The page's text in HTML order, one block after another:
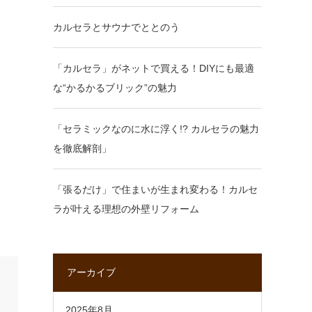
カルセラとサウナでととのう
「カルセラ」がネットで買える！DIYにも最適
な“かるかるブリック”の魅力
「セラミックなのに水に浮く!? カルセラの魅力
を徹底解剖」
「張るだけ」で住まいが生まれ変わる！カルセ
ラが叶える理想の外壁リフォーム
アーカイブ